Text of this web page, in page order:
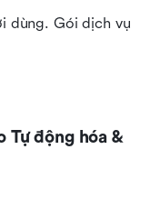
dùng. Gói dịch vụ
Tự động hóa &